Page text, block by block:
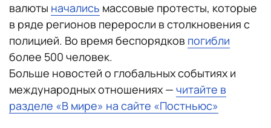
валюты начались массовые протесты, которые
в ряде регионов переросли в столкновения с
полицией. Во время беспорядков погибли
более 500 человек.
Больше новостей о глобальных событиях и
международных отношениях — читайте в
разделе «В мире» на сайте «Постньюс»